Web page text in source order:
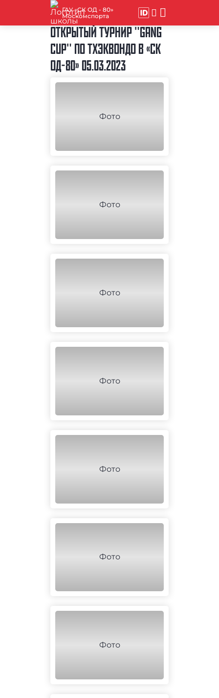
ГАУ «СК ОД - 80»
Москомспорта
ОТКРЫТЫЙ ТУРНИР "GANG
CUP" ПО ТХЭКВОНДО В «СК
ОД-80» 05.03.2023